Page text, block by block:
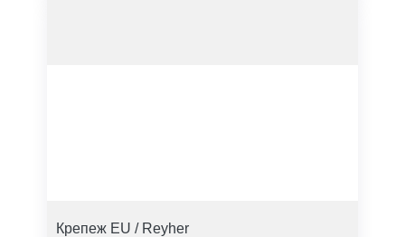
Крепеж EU / Reyher